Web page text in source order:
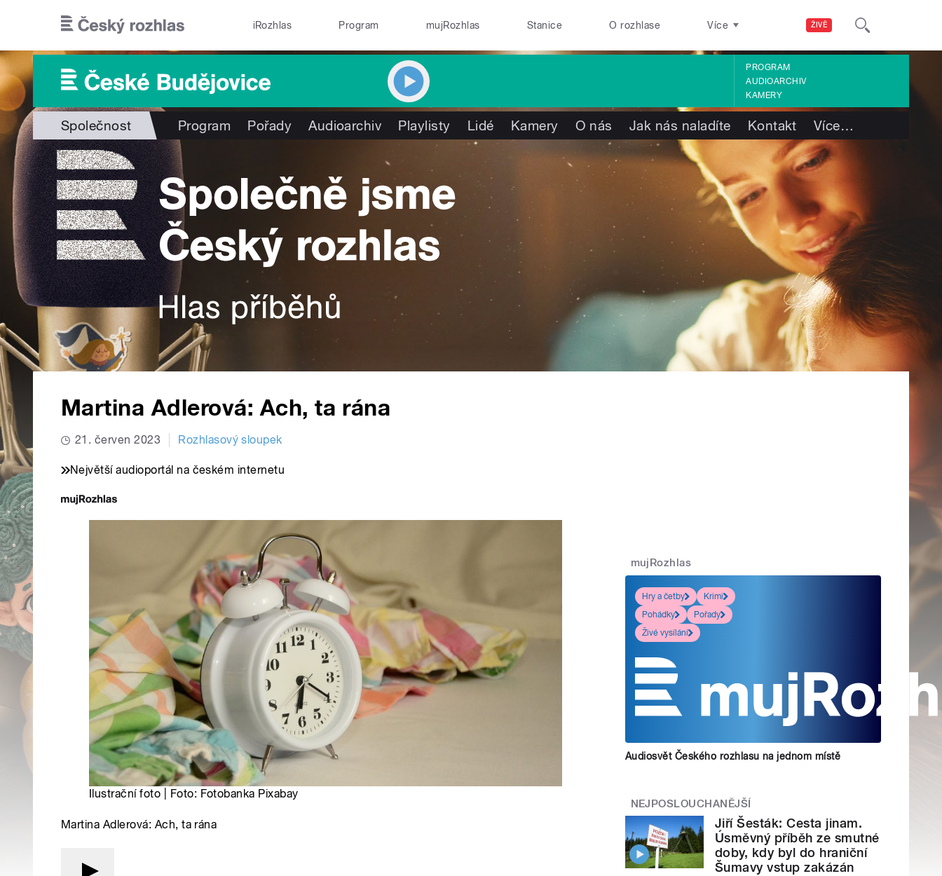
ŽIVĚ
iRozhlas Program mujRozhlas Stanice O rozhlase Více
PROGRAM
AUDIOARCHIV
KAMERY
Společnost Program Pořady Audioarchiv Playlisty Lidé Kamery O nás Jak nás naladíte Kontakt Více…
Martina Adlerová: Ach, ta rána
21. červen 2023 Rozhlasový sloupek
Největší audioportál na českém internetu
Ilustrační foto | Foto: Fotobanka Pixabay
Martina Adlerová: Ach, ta rána
mujRozhlas
Hry a četby
Krimi
Pohádky
Pořady
Živé vysílání
Audiosvět Českého rozhlasu na jednom místě
NEJPOSLOUCHANĚJŠÍ
Jiří Šesták: Cesta jinam.
Úsměvný příběh ze smutné
doby, kdy byl do hraniční
Šumavy vstup zakázán